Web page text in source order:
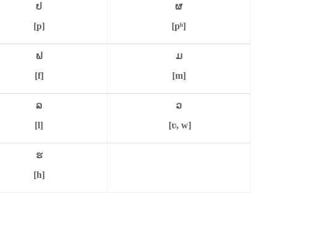
ປ
[p]
ຜ
[pʰ]
ຟ
[f]
ມ
[m]
ລ
[l]
ວ
[ʋ, w]
ຮ
[h]